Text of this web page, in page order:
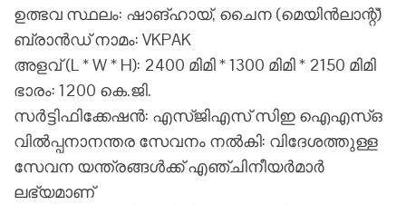
ഉത്ഭവ സ്ഥലം: ഷാങ്ഹായ്, ചൈന (മെയിൻ‌ലാന്റ്)
ബ്രാൻഡ് നാമം: VKPAK
അളവ് (L * W * H): 2400 മിമി * 1300 മിമി * 2150 മിമി
ഭാരം: 1200 കെ.ജി.
സർ‌ട്ടിഫിക്കേഷൻ‌: എസ്‌ജി‌എസ് സി‌ഇ ഐ‌എസ്ഒ
വിൽപ്പനാനന്തര സേവനം നൽകി: വിദേശത്തുള്ള
സേവന യന്ത്രങ്ങൾക്ക് എഞ്ചിനീയർമാർ
ലഭ്യമാണ്